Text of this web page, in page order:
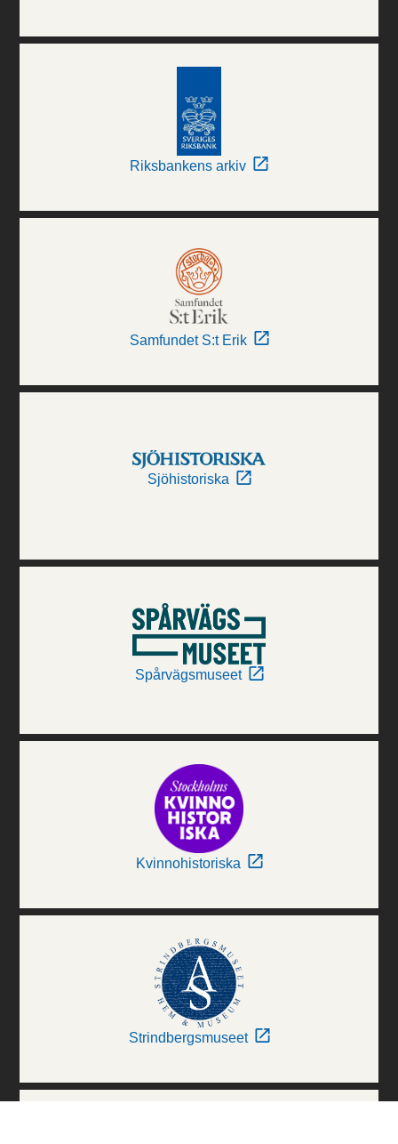
Riksbankens arkiv
Samfundet S:t Erik
Sjöhistoriska
Spårvägsmuseet
Kvinnohistoriska
Strindbergsmuseet